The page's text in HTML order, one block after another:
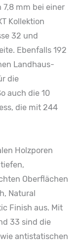
mm bei einer
Kollektion
32 und
Ebenfalls 192
Landhaus-
die
auch die 10
die mit 244
Holzporen
Oberflächen
Natural
Finish aus. Mit
33 sind die
antistatischen